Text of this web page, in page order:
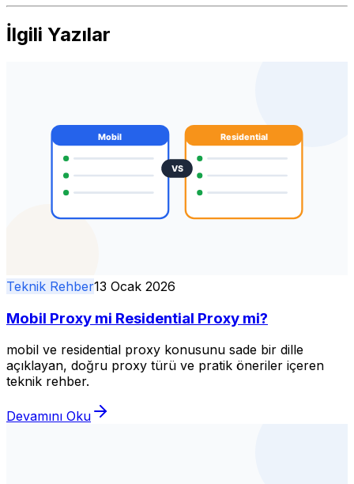
İlgili Yazılar
Teknik Rehber13 Ocak 2026
Mobil Proxy mi Residential Proxy mi?
mobil ve residential proxy konusunu sade bir dille
açıklayan, doğru proxy türü ve pratik öneriler içeren
teknik rehber.
Devamını Oku